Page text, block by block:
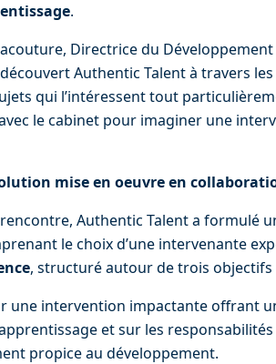
.
Directrice du
Authentic Talent à travers les
qui l’intéressent tout
le cabinet pour imaginer une
mise en oeuvre en
Authentic Talent a formulé
le choix d’une intervenante
, structuré autour de trois
une intervention impactante offrant
et sur les
propice au développement.